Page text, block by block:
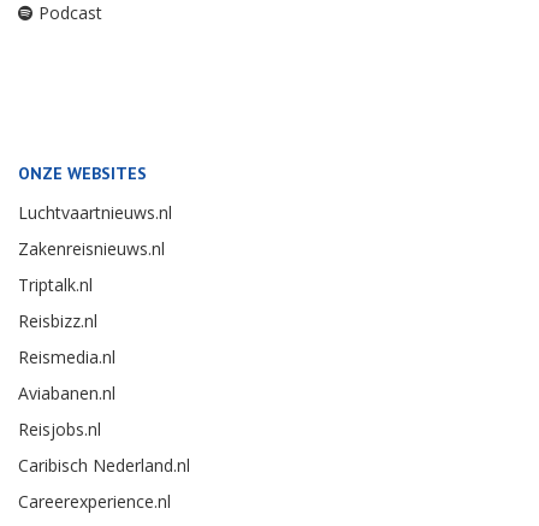
Podcast
ONZE WEBSITES
Luchtvaartnieuws.nl
Zakenreisnieuws.nl
Triptalk.nl
Reisbizz.nl
Reismedia.nl
Aviabanen.nl
Reisjobs.nl
Caribisch Nederland.nl
Careerexperience.nl